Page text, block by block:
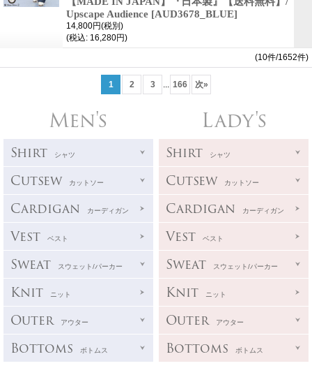
Upscape Audience [AUD3678_BLUE]
14,800円(税別)
(税込: 16,280円)
(10件/1652件)
1 2 3 ... 166 次»
Men's
Shirt シャツ
Cutsew カットソー
Cardigan カーディガン
Vest ベスト
Sweat スウェット/パーカー
Knit ニット
Outer アウター
Bottoms ボトムス
Lady's
Shirt シャツ
Cutsew カットソー
Cardigan カーディガン
Vest ベスト
Sweat スウェット/パーカー
Knit ニット
Outer アウター
Bottoms ボトムス